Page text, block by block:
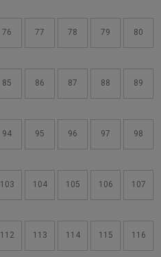
76 77 78 79 80
85 86 87 88 89
94 95 96 97 98
103 104 105 106 107
112 113 114 115 116